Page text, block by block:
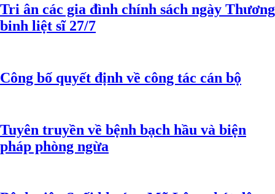
Tri ân các gia đình chính sách ngày Thương
binh liệt sĩ 27/7
Công bố quyết định về công tác cán bộ
Tuyên truyền về bệnh bạch hầu và biện
pháp phòng ngừa